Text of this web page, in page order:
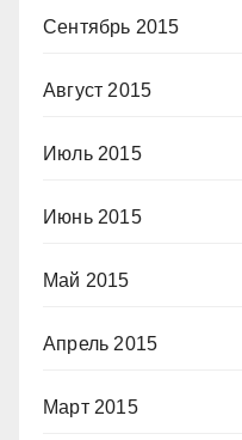
Сентябрь 2015
Август 2015
Июль 2015
Июнь 2015
Май 2015
Апрель 2015
Март 2015